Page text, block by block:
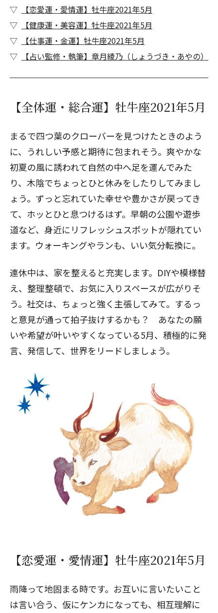
【恋愛運・愛情運】牡牛座2021年5月
【健康運・美容運】牡牛座2021年5月
【仕事運・金運】牡牛座2021年5月
【占い監修・執筆】章月綾乃（しょうづき・あやの）
【全体運・総合運】牡牛座2021年5月
まるで四つ葉のクローバーを見つけたときのよう
に、うれしい予感と期待に包まれそう。爽やかな
初夏の風に誘われて自然の中へ足を運んでみた
り、木陰でちょっとひと休みをしたりしてみまし
ょう。ずっと忘れていた幸せや豊かさが戻ってき
て、ホッとひと息つけるはず。早朝の公園や遊歩
道など、身近にリフレッシュスポットが隠れてい
ます。ウォーキングやランも、いい気分転換に。
連休中は、家を整えると充実します。DIYや模様替
え、整理整頓で、お気に入りスペースが広がりそ
う。社交は、ちょっと強く主張してみて。するっ
と意見が通って拍子抜けするかも？ あなたの願
いや希望が叶いやすくなっている5月、積極的に発
言、発信して、世界をリードしましょう。
【恋愛運・愛情運】牡牛座2021年5月
雨降って地固まる時です。お互いに言いたいこと
は言い合う、仮にケンカになっても、相互理解に